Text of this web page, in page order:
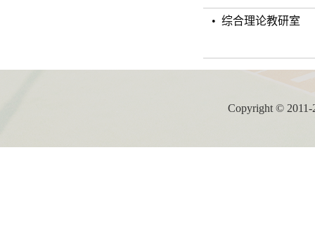
• 综合理论教研室
Copyright ©